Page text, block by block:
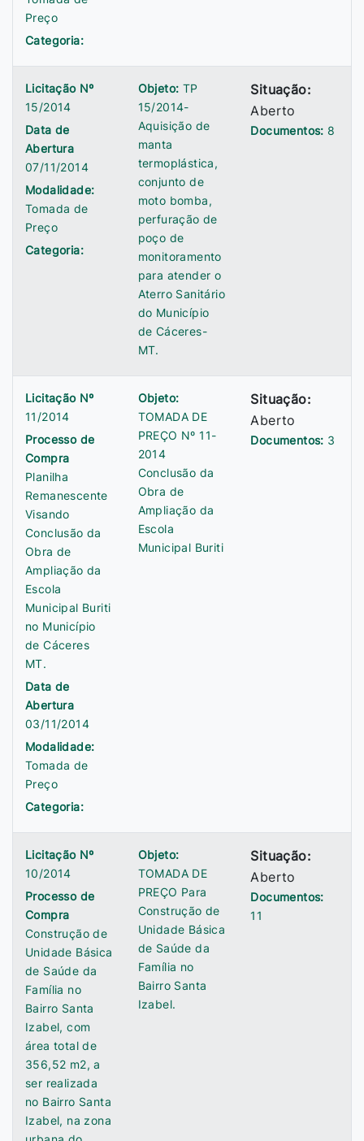
Preço
Categoria:
Licitação Nº
15/2014
Data de
Abertura
07/11/2014
Modalidade:
Tomada de
Preço
Categoria:
Objeto: TP
15/2014-
Aquisição de
manta
termoplástica,
conjunto de
moto bomba,
perfuração de
poço de
monitoramento
para atender o
Aterro Sanitário
do Município
de Cáceres-
MT.
Situação:
Aberto
Documentos:8
Licitação Nº
11/2014
Processo de
Compra
Planilha
Remanescente
Visando
Conclusão da
Obra de
Ampliação da
Escola
Municipal Buriti
no Município
de Cáceres
MT.
Data de
Abertura
03/11/2014
Modalidade:
Tomada de
Preço
Categoria:
Objeto:
TOMADA DE
PREÇO Nº 11-
2014
Conclusão da
Obra de
Ampliação da
Escola
Municipal Buriti
Situação:
Aberto
Documentos: 3
Licitação Nº
10/2014
Processo de
Compra
Construção de
Unidade Básica
de Saúde da
Família no
Bairro Santa
Izabel, com
área total de
356,52 m2, a
ser realizada
no Bairro Santa
Izabel, na zona
Objeto:
TOMADA DE
PREÇO Para
Construção de
Unidade Básica
de Saúde da
Família no
Bairro Santa
Izabel.
Situação:
Aberto
Documentos:
11